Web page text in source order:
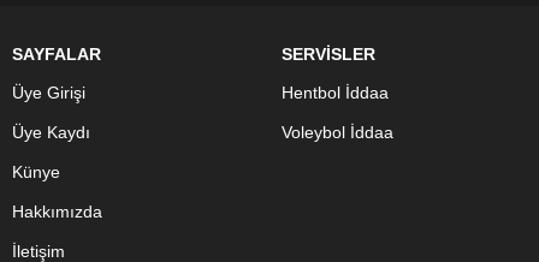
SAYFALAR
Üye Girişi
Üye Kaydı
Künye
Hakkımızda
İletişim
SERVİSLER
Hentbol İddaa
Voleybol İddaa